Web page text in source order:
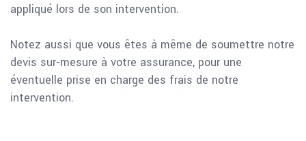
appliqué lors de son intervention.
Notez aussi que vous êtes à même de soumettre notre
devis sur-mesure à votre assurance, pour une
éventuelle prise en charge des frais de notre
intervention.